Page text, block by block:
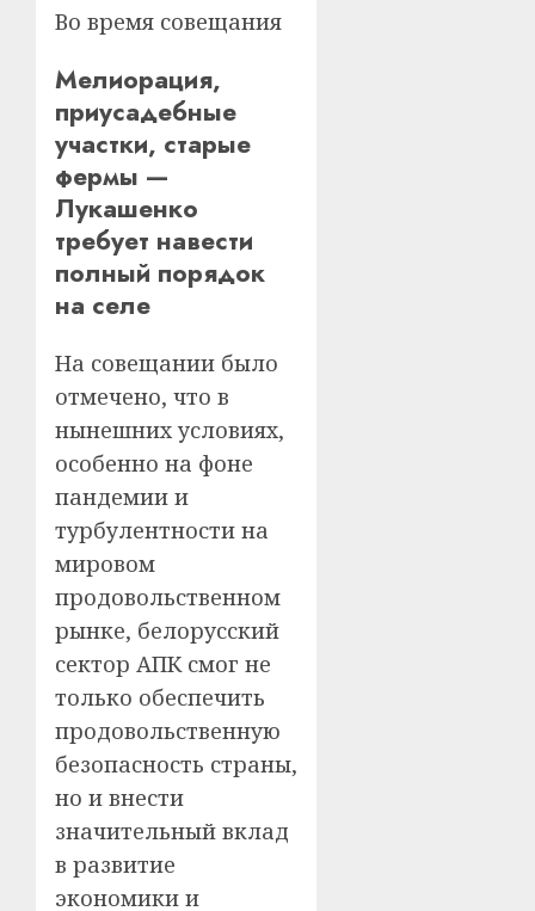
Во время совещания
Мелиорация,
приусадебные
участки, старые
фермы —
Лукашенко
требует навести
полный порядок
на селе
На совещании было
отмечено, что в
нынешних условиях,
особенно на фоне
пандемии и
турбулентности на
мировом
продовольственном
рынке, белорусский
сектор АПК смог не
только обеспечить
продовольственную
безопасность страны,
но и внести
значительный вклад
в развитие
экономики и